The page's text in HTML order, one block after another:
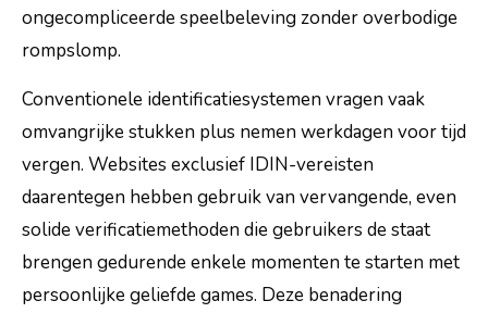
ongecompliceerde speelbeleving zonder overbodige
rompslomp.
Conventionele identificatiesystemen vragen vaak
omvangrijke stukken plus nemen werkdagen voor tijd
vergen. Websites exclusief IDIN-vereisten
daarentegen hebben gebruik van vervangende, even
solide verificatiemethoden die gebruikers de staat
brengen gedurende enkele momenten te starten met
persoonlijke geliefde games. Deze benadering